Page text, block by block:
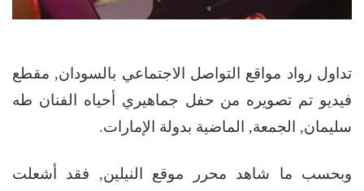
تداول رواد مواقع التواصل الاجتماعي بالسودان, مقطع
فيديو تم تصويره من حفل جماهيري أحياه الفنان طه
سليمان, الجمعة, الماضية بدولة الإمارات.
وبحسب ما شاهد محرر موقع النيلين, فقد أشعلت